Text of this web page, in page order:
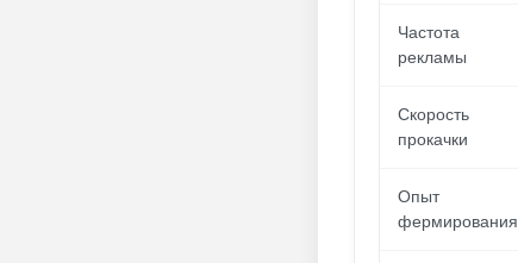
Частота
рекламы
Скорость
прокачки
Опыт
фермирования